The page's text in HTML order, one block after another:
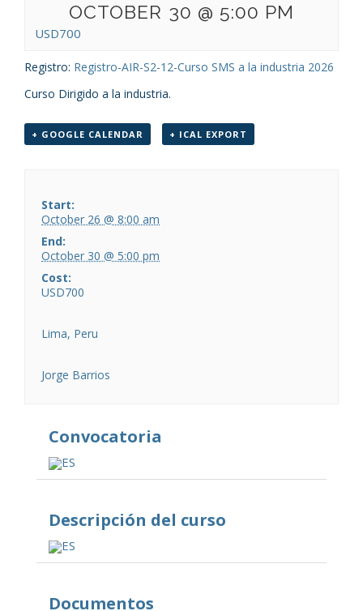
OCTOBER 30 @ 5:00 PM
USD700
Registro: Registro-AIR-S2-12-Curso SMS a la industria 2026
Curso Dirigido a la industria.
+ GOOGLE CALENDAR + ICAL EXPORT
Start:
October 26 @ 8:00 am
End:
October 30 @ 5:00 pm
Cost:
USD700
Lima, Peru
Jorge Barrios
Convocatoria
ES
Descripción del curso
ES
Documentos